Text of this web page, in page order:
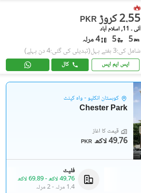
PKR 2.55 کروڑ
آئی ۔ 11, اسلام آباد
5
5 4 مرلہ
شامل کی:3 ہفتے پہل (تبدیلی کی گئی:4 دن پہلے)
ایس ایم ایس کال
کوہستان انکلیو - واہ کینٹ
Chester Park
قیمت کا آغاز
PKR 49.76 لاکھ
فلیٹ
49.76 لاکھ
-69.89 لاکھ
1.4 مرلہ
-2 مرلہ